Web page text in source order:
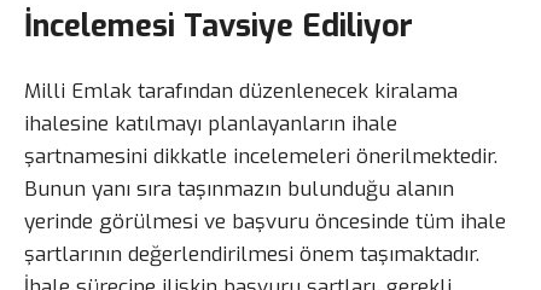
İncelemesi Tavsiye Ediliyor
Milli Emlak tarafından düzenlenecek kiralama
ihalesine katılmayı planlayanların ihale
şartnamesini dikkatle incelemeleri önerilmektedir.
Bunun yanı sıra taşınmazın bulunduğu alanın
yerinde görülmesi ve başvuru öncesinde tüm ihale
şartlarının değerlendirilmesi önem taşımaktadır.